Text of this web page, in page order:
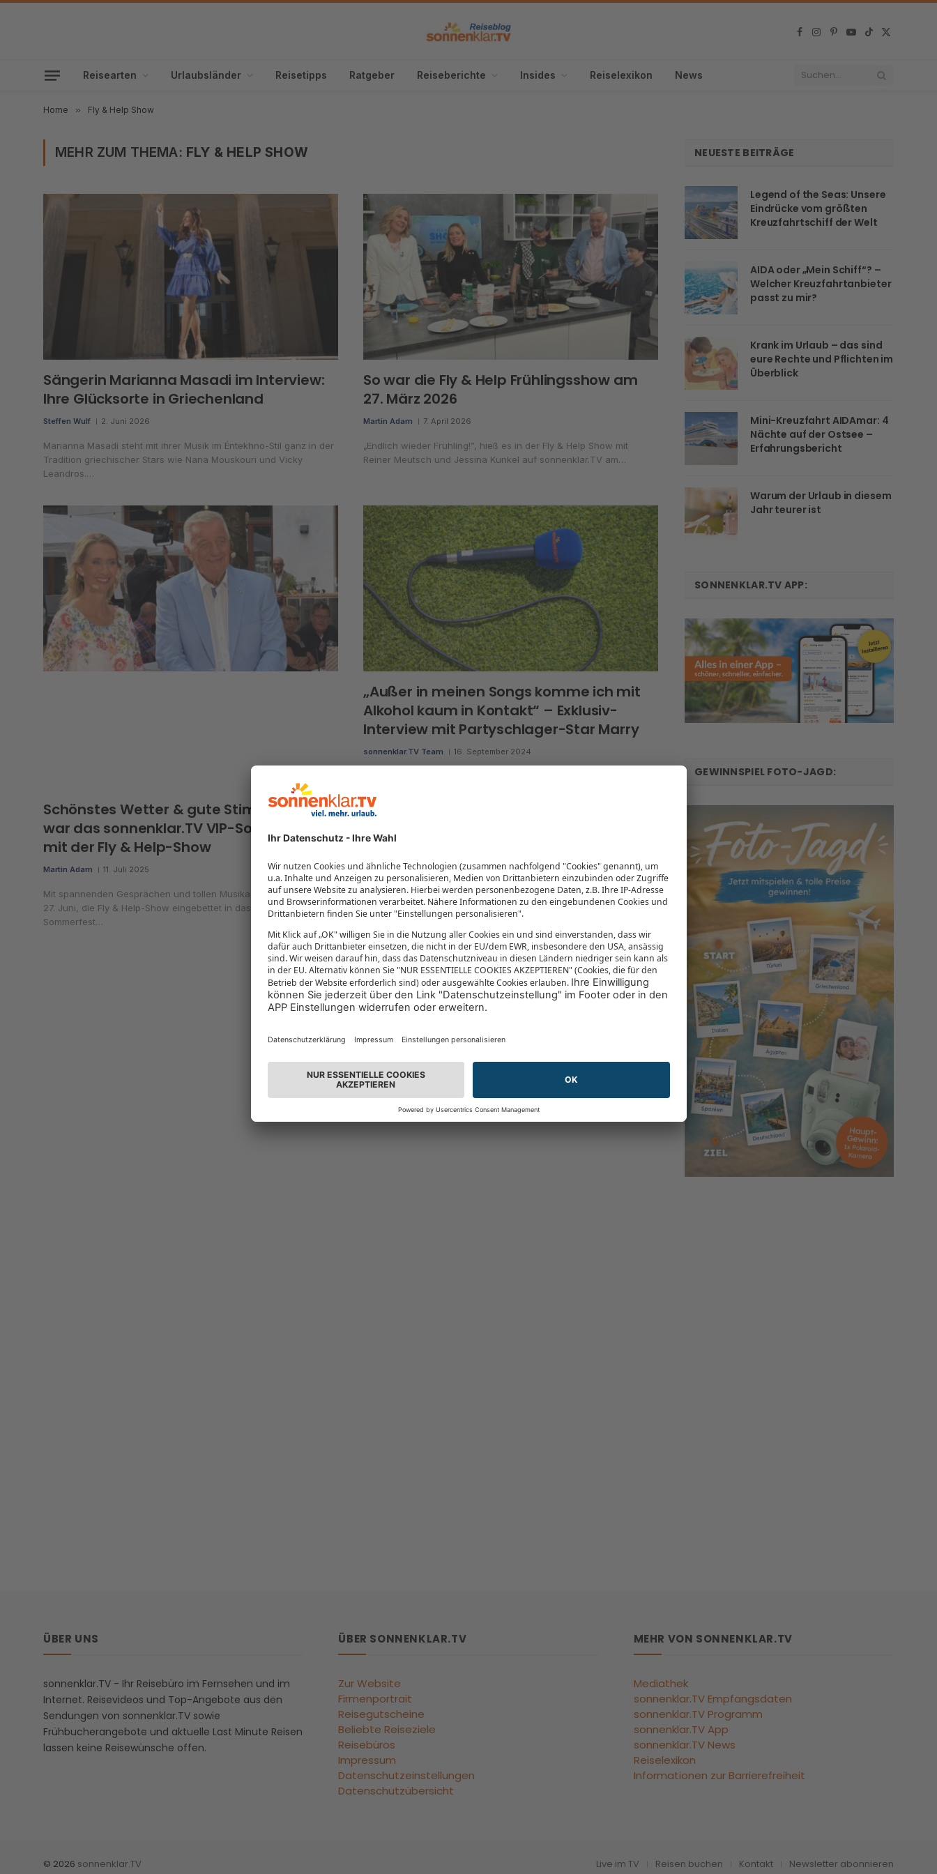
Facebook
Instagram
Pinterest
YouTube
TikTok
X
Reisearten Urlaubsländer Reisetipps Ratgeber Reiseberichte Insides Reiselexikon News
Home » Fly & Help Show
MEHR ZUM THEMA: FLY & HELP SHOW
Sängerin Marianna Masadi im Interview:
Ihre Glücksorte in Griechenland
Steffen Wulf 2. Juni 2026
Marianna Masadi steht mit ihrer Musik im Éntekhno-Stil ganz in der
Tradition griechischer Stars wie Nana Mouskouri und Vicky
Leandros.…
So war die Fly & Help Frühlingsshow am
27. März 2026
Martin Adam 7. April 2026
„Endlich wieder Frühling!”, hieß es in der Fly & Help Show mit
Reiner Meutsch und Jessina Kunkel auf sonnenklar.TV am…
Schönstes Wetter & gute Stimmung – so
war das sonnenklar.TV VIP-Sommerfest
mit der Fly & Help-Show
Martin Adam 11. Juli 2025
Mit spannenden Gesprächen und tollen Musikacts fand am Freitag,
27. Juni, die Fly & Help-Show eingebettet in das sonnenklar.TV VIP-
Sommerfest…
„Außer in meinen Songs komme ich mit
Alkohol kaum in Kontakt“ – Exklusiv-
Interview mit Partyschlager-Star Marry
sonnenklar.TV Team 16. September 2024
NEUESTE BEITRÄGE
Legend of the Seas: Unsere
Eindrücke vom größten
Kreuzfahrtschiff der Welt
AIDA oder „Mein Schiff“? –
Welcher Kreuzfahrtanbieter
passt zu mir?
Krank im Urlaub – das sind
eure Rechte und Pflichten im
Überblick
Mini-Kreuzfahrt AIDAmar: 4
Nächte auf der Ostsee –
Erfahrungsbericht
Warum der Urlaub in diesem
Jahr teurer ist
SONNENKLAR.TV APP:
GEWINNSPIEL FOTO-JAGD:
ÜBER UNS
sonnenklar.TV - Ihr Reisebüro im Fernsehen und im
Internet. Reisevideos und Top-Angebote aus den
Sendungen von sonnenklar.TV sowie
Frühbucherangebote und aktuelle Last Minute Reisen
lassen keine Reisewünsche offen.
ÜBER SONNENKLAR.TV
Zur Website
Firmenportrait
Reisegutscheine
Beliebte Reiseziele
Reisebüros
Impressum
Datenschutzeinstellungen
Datenschutzübersicht
MEHR VON SONNENKLAR.TV
Mediathek
sonnenklar.TV Empfangsdaten
sonnenklar.TV Programm
sonnenklar.TV App
sonnenklar.TV News
Reiselexikon
Informationen zur Barrierefreiheit
© 2026 sonnenklar.TV Live im TV Reisen buchen Kontakt Newsletter abonnieren